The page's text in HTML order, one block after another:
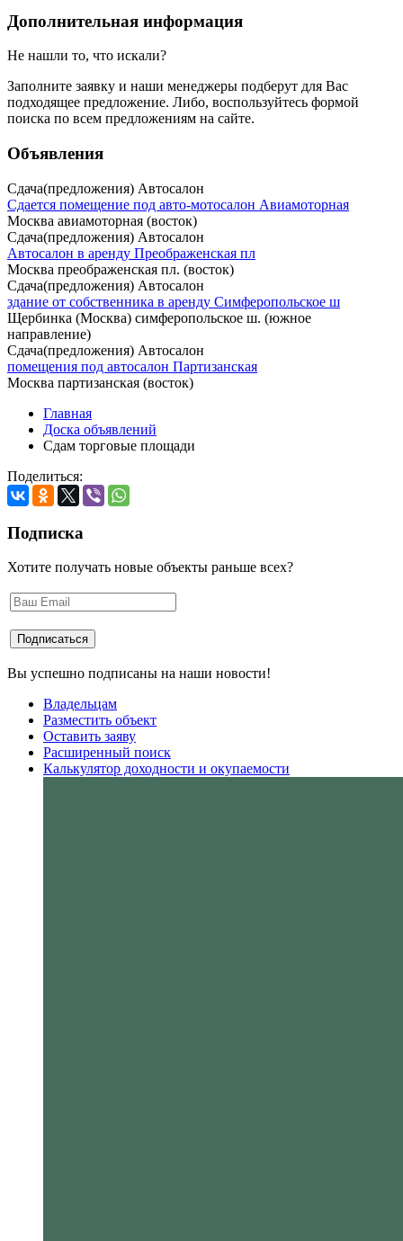
Дополнительная информация
Не нашли то, что искали?
Заполните заявку и наши менеджеры подберут для Вас
подходящее предложение. Либо, воспользуйтесь формой
поиска по всем предложениям на сайте.
Объявления
Сдача(предложения) Автосалон
Сдается помещение под авто-мотосалон Авиамоторная
Москва авиамоторная (восток)
Сдача(предложения) Автосалон
Автосалон в аренду Преображенская пл
Москва преображенская пл. (восток)
Сдача(предложения) Автосалон
здание от собственника в аренду Симферопольское ш
Щербинка (Москва) симферопольское ш. (южное
направление)
Сдача(предложения) Автосалон
помещения под автосалон Партизанская
Москва партизанская (восток)
Главная
Доска объявлений
Сдам торговые площади
Поделиться:
Подписка
Хотите получать новые объекты раньше всех?
Вы успешно подписаны на наши новости!
Владельцам
Разместить объект
Оставить заяву
Расширенный поиск
Калькулятор доходности и окупаемости